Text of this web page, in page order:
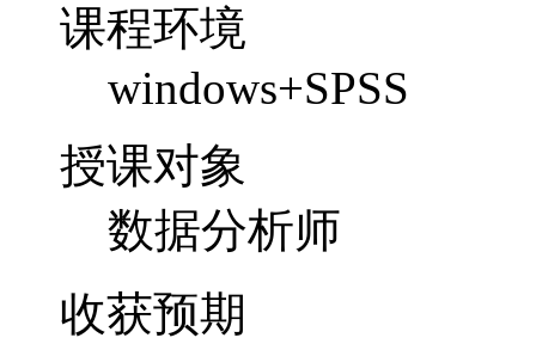
课程环境
windows+SPSS
授课对象
数据分析师
收获预期